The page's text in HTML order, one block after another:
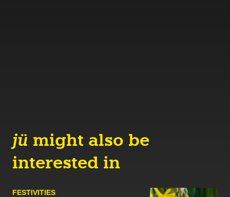
jü might also be
interested in
FESTIVITIES